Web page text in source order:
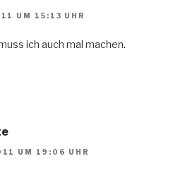
UM 15:13 UHR
ich auch mal machen.
UM 19:06 UHR